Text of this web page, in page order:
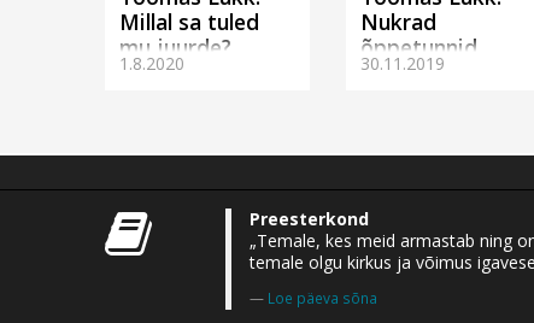
Millal sa tuled
mu juurde?
(Tartus)
1.8.2020
Nukrad
õppetunnid
(Tartus)
30.11.2019
Preesterkond
„Temale, kes meid armastab ning
temale olgu kirkus ja võimus
Loe päeva sõna